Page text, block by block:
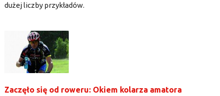
dużej liczby przykładów.
Zaczęło się od roweru: Okiem kolarza amatora